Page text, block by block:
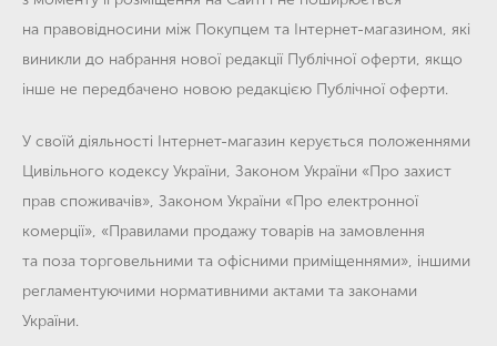
на правовідносини між Покупцем та Інтернет-магазином, які
виникли до набрання нової редакції Публічної оферти, якщо
інше не передбачено новою редакцією Публічної оферти.
У своїй діяльності Інтернет-магазин керується положеннями
Цивільного кодексу України, Законом України «Про захист
прав споживачів», Законом України «Про електронної
комерції», «Правилами продажу товарів на замовлення
та поза торговельними та офісними приміщеннями», іншими
регламентуючими нормативними актами та законами
України.